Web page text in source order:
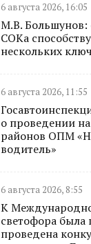
6 августа 2026, 16:05
М.В. Большунов:
СОКа
нескольких
6 августа 2026, 11:55
о проведении
районов ОПМ
водитель»
6 августа 2026, 8:55
К
светофора была
проведена